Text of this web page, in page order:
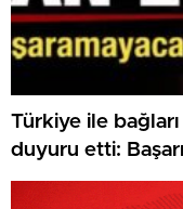
Türkiye ile bağları
duyuru etti: